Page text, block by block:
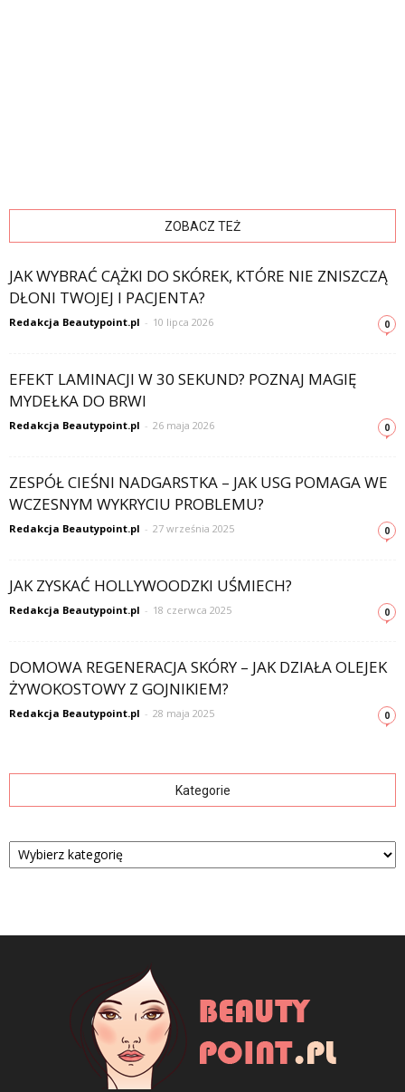
ZOBACZ TEŻ
JAK WYBRAĆ CĄŻKI DO SKÓREK, KTÓRE NIE ZNISZCZĄ
DŁONI TWOJEJ I PACJENTA?
Redakcja Beautypoint.pl - 10 lipca 2026 0
EFEKT LAMINACJI W 30 SEKUND? POZNAJ MAGIĘ
MYDEŁKA DO BRWI
Redakcja Beautypoint.pl - 26 maja 2026 0
ZESPÓŁ CIEŚNI NADGARSTKA – JAK USG POMAGA WE
WCZESNYM WYKRYCIU PROBLEMU?
Redakcja Beautypoint.pl - 27 września 2025 0
JAK ZYSKAĆ HOLLYWOODZKI UŚMIECH?
Redakcja Beautypoint.pl - 18 czerwca 2025 0
DOMOWA REGENERACJA SKÓRY – JAK DZIAŁA OLEJEK
ŻYWOKOSTOWY Z GOJNIKIEM?
Redakcja Beautypoint.pl - 28 maja 2025 0
Kategorie
Kategorie